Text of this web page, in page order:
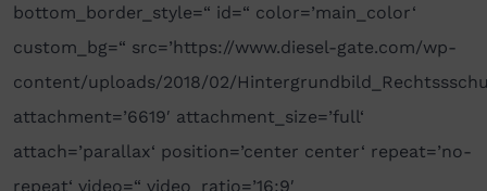
bottom_border_style=“ id=“ color=’main_color‘
custom_bg=“ src=’https://www.diesel-gate.com/wp-
content/uploads/2018/02/
attachment=’6619′ attachment_size=’full‘
attach=’parallax‘ position=’center center‘ repeat=’no-
repeat‘ video=“ video_ratio=’16:9′